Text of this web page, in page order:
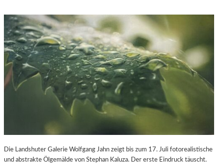
Die Landshuter Galerie Wolfgang Jahn zeigt bis zum 17. Juli fotorealistische
und abstrakte Ölgemälde von Stephan Kaluza. Der erste Eindruck täuscht.